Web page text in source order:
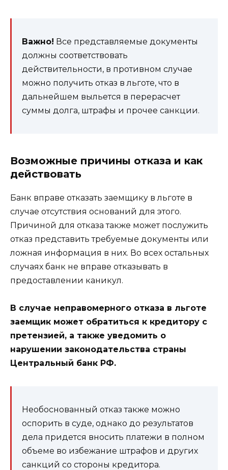
Важно! Все представляемые документы
должны соответствовать
действительности, в противном случае
можно получить отказ в льготе, что в
дальнейшем выльется в перерасчет
суммы долга, штрафы и прочее санкции.
Возможные причины отказа и как
действовать
Банк вправе отказать заемщику в льготе в
случае отсутствия оснований для этого.
Причиной для отказа также может послужить
отказ представить требуемые документы или
ложная информация в них. Во всех остальных
случаях банк не вправе отказывать в
предоставлении каникул.
В случае неправомерного отказа в льготе
заемщик может обратиться к кредитору с
претензией, а также уведомить о
нарушении законодательства страны
Центральный банк РФ.
Необоснованный отказ также можно
оспорить в суде, однако до результатов
дела придется вносить платежи в полном
объеме во избежание штрафов и других
санкций со стороны кредитора.